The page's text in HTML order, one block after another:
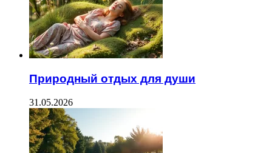
Природный отдых для души
31.05.2026